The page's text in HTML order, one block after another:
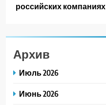
российских компаниях
Архив
Июль 2026
Июнь 2026